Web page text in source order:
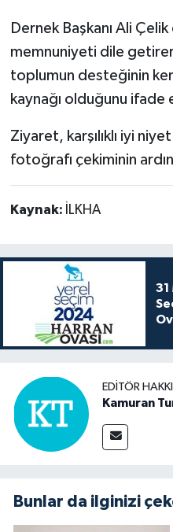
Dernek Başkanı Ali
memnuniyeti dile
toplumun desteğinin
kaynağı olduğunu ifade
Ziyaret, karşılıklı iyi
fotoğrafı çekiminin
Kaynak: İLKHA
31
EDITÖR
Kamuran
Bunlar da ilginizi